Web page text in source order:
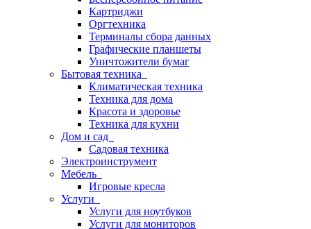
Картриджи
Оргтехника
Терминалы сбора данных
Графические планшеты
Уничтожители бумаг
Бытовая техника
Климатическая техника
Техника для дома
Красота и здоровье
Техника для кухни
Дом и сад
Садовая техника
Электроинструмент
Мебель
Игровые кресла
Услуги
Услуги для ноутбуков
Услуги для мониторов